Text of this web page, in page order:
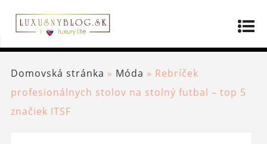
Domovská stránka » Móda » Rebríček
profesionálnych stolov na stolný futbal – top 5
značiek ITSF